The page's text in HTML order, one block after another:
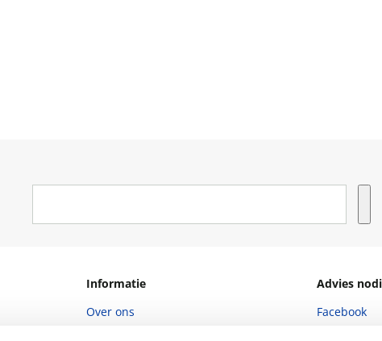
Informatie
Over ons
Advies
Facebook